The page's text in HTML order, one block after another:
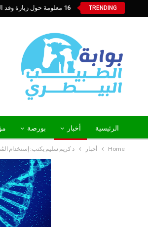
TRENDING 16 معلومة حول زيارة وفد الهيئة العربية للإستثمار والإنماء الزراعي إلي السعودية
الرئيسية أخبار بورصة
Home أخبار د كريم سليم يكتب: إستخدام